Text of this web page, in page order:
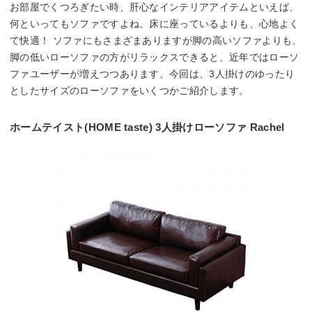
お部屋でくつろぎたい時、肝心なインテリアアイテムといえば、
何といってもソファですよね。床に座っているよりも、心地よく
て快適！ ソファにもさまざまありますが脚の高いソファよりも、
脚の低いローソファの方がリラックスできると、近年ではローソ
ファユーザーが増えつつあります。今回は、3人掛けのゆったり
としたサイズのローソファをいくつかご紹介します。
ホームテイスト(HOME taste) 3人掛けローソファ Rachel